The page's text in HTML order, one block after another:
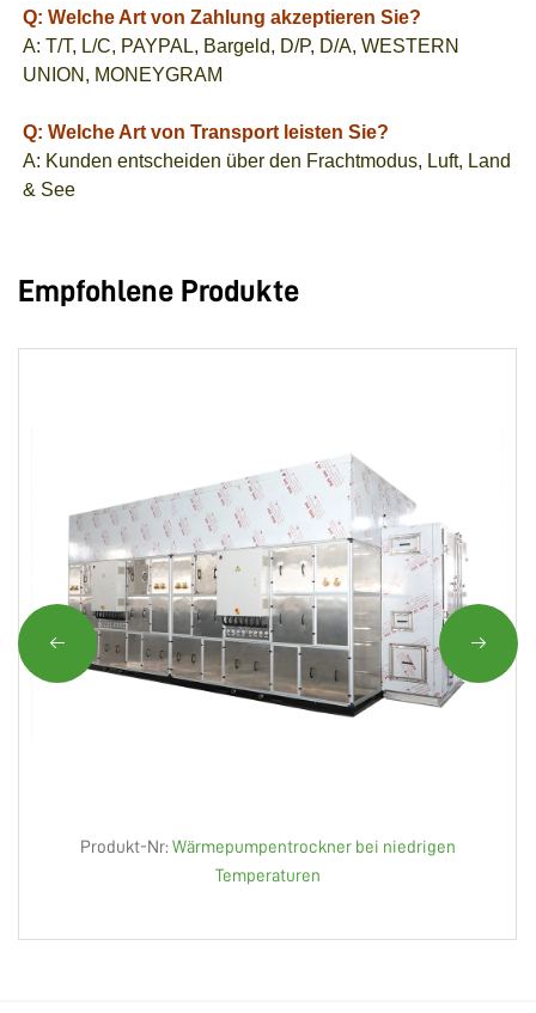
Q: Welche Art von Zahlung akzeptieren Sie?
A: T/T, L/C, PAYPAL, Bargeld, D/P, D/A, WESTERN
UNION, MONEYGRAM
Q: Welche Art von Transport leisten Sie?
A: Kunden entscheiden über den Frachtmodus, Luft, Land
& See
Empfohlene Produkte
Produkt-Nr: Wärmepumpentrockner bei niedrigen
Temperaturen